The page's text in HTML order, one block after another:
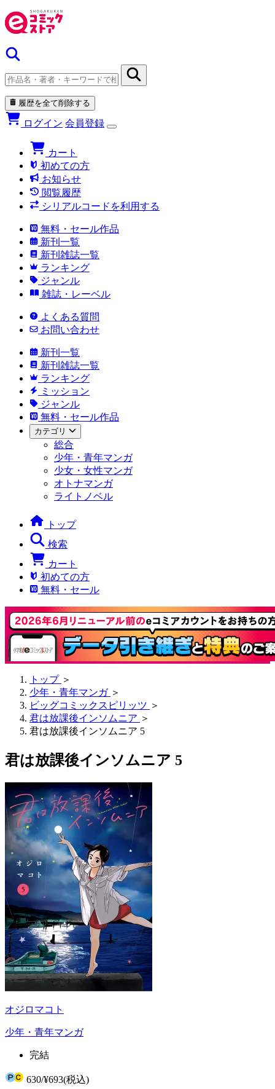
履歴を全て削除する
ログイン 会員登録
カート
初めての方
お知らせ
閲覧履歴
シリアルコードを利用する
無料・セール作品
新刊一覧
新刊雑誌一覧
ランキング
ジャンル
雑誌・レーベル
よくある質問
お問い合わせ
新刊一覧
新刊雑誌一覧
ランキング
ミッション
ジャンル
無料・セール作品
カテゴリ
総合
少年・青年マンガ
少女・女性マンガ
オトナマンガ
ライトノベル
トップ
検索
カート
初めての方
無料・セール
トップ ＞
少年・青年マンガ ＞
ビッグコミックスピリッツ ＞
君は放課後インソムニア ＞
君は放課後インソムニア 5
君は放課後インソムニア 5
オジロマコト
少年・青年マンガ
完結
630/¥693(税込)